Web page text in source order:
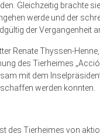
Gleichzeitig brachte
werde und der
der Vergangenheit
Renate Thyssen-
des Tierheimes
mit dem
werden konnten.
des Tierheimes von